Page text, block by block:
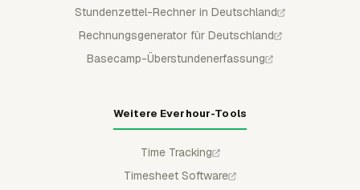
Stundenzettel-Rechner in Deutschland
Rechnungsgenerator für Deutschland
Basecamp-Überstundenerfassung
Weitere Everhour-Tools
Time Tracking
Timesheet Software